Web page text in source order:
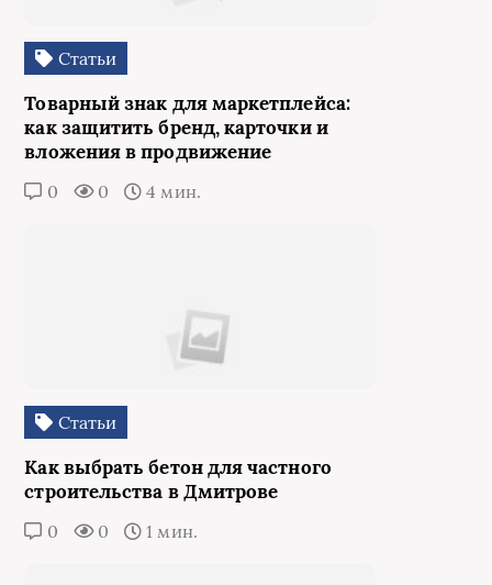
Статьи
Товарный знак для маркетплейса:
как защитить бренд, карточки и
вложения в продвижение
0 0 4 мин.
Статьи
Как выбрать бетон для частного
строительства в Дмитрове
0 0 1 мин.